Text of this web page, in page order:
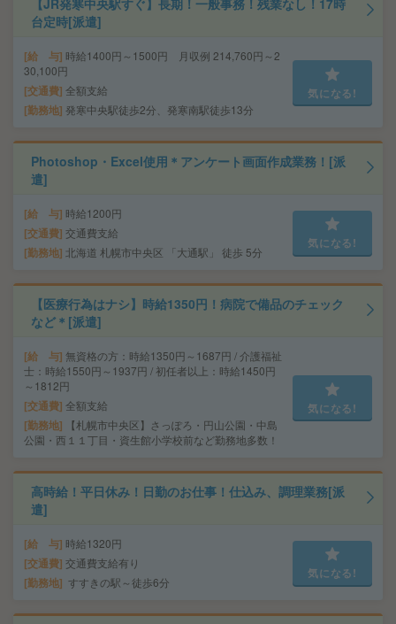
【JR発寒中央駅すぐ】長期！一般事務！残業なし！17時
台定時[派遣]
給 与 時給1400円～1500円 月収例 214,760円～2
30,100円
交通費 全額支給
勤務地 発寒中央駅徒歩2分、発寒南駅徒歩13分
気になる!
Photoshop・Excel使用＊アンケート画面作成業務！[派
遣]
給 与 時給1200円
交通費 交通費支給
勤務地 北海道 札幌市中央区 「大通駅」 徒歩 5分
気になる!
【医療行為はナシ】時給1350円！病院で備品のチェック
など＊[派遣]
給 与 無資格の方：時給1350円～1687円 / 介護福祉
士：時給1550円～1937円 / 初任者以上：時給1450円
～1812円
交通費 全額支給
勤務地
【札幌市中央区】さっぽろ・円山公園・中島
公園・西１１丁目・資生館小学校前など勤務地多数！
気になる!
高時給！平日休み！日勤のお仕事！仕込み、調理業務[派
遣]
給 与 時給1320円
交通費 交通費支給有り
勤務地 すすきの駅～徒歩6分
気になる!